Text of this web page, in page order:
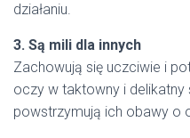
działaniu.
3. Są mili dla innych
Zachowują się uczciwie i
oczy w taktowny i delikatny
powstrzymują ich obawy o